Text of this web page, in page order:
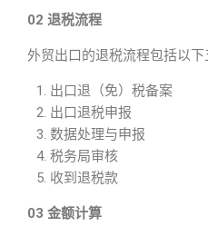
02 退税流程
外贸出口的退税流程包括以下
出口退（免）税备案
出口退税申报
数据处理与申报
税务局审核
收到退税款
03 金额计算